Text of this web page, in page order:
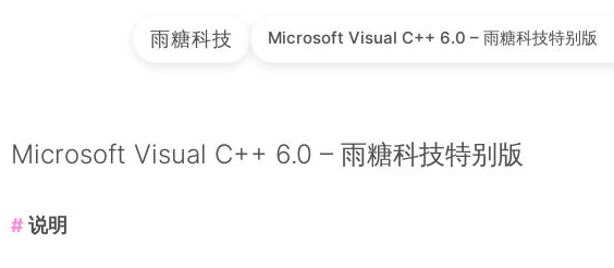
雨糖科技
Microsoft Visual C++ 6.0 – 雨糖科技特别版
Microsoft Visual C++ 6.0 – 雨糖科技特别版
说明